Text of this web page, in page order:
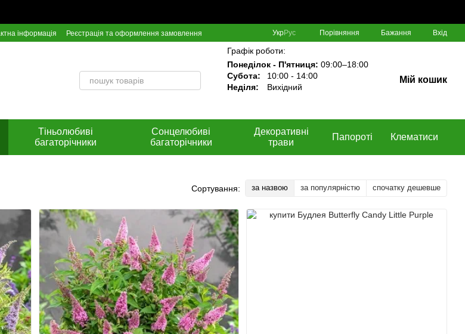
інформація
Реєстрація та оформлення замовлення
УкрРус Порівняння Бажання Вхід
Графік роботи:
Понеділок - П'ятниця: 09:00–18:00
Субота:
10:00 - 14:00
Неділя:
Вихідний
Мій кошик
Тіньолюбиві
багаторічники
Сонцелюбиві
багаторічники
Декоративні
трави
Папороті Клематиси
Сортування: за назвою за популярністю спочатку дешевше